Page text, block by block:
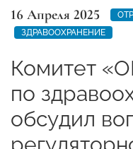
16 Апреля 2025
ЗДРАВООХРАНЕНИЕ
Комитет
по
обсудил